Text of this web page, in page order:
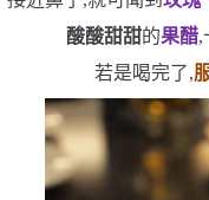
酸酸甜甜的果醋,
若是喝完了,